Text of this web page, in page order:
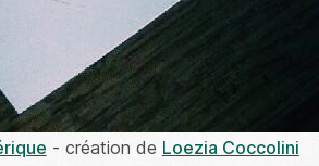
- création de Loezia Coccolini